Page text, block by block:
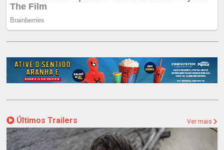
Últimos Trailers Ver mais